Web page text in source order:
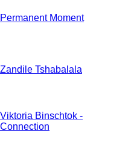
Permanent Moment
Zandile Tshabalala
Viktoria Binschtok -
Connection